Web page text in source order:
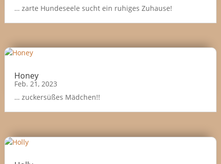
… zarte Hundeseele sucht ein ruhiges Zuhause!
Honey
Feb. 21, 2023
… zuckersüßes Mädchen!!